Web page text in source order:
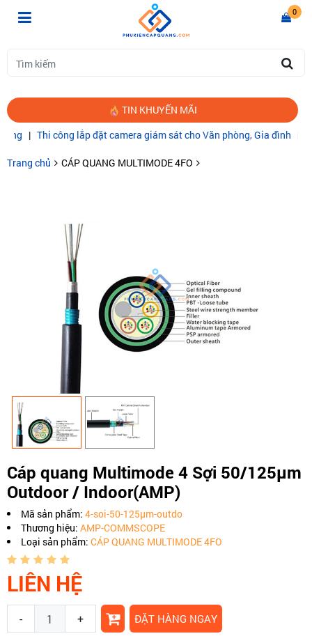
0
TIN KHUYẾN MÃI
|Thi công lắp đặt camera giám sát cho Văn phòng, Gia đình|CÁP
Trang chủ CÁP QUANG MULTIMODE 4FO
Cáp quang Multimode 4 Sợi 50/125µm
Outdoor / Indoor(AMP)
Mã sản phẩm: 4-soi-50-125µm-outdo
Thương hiệu: AMP-COMMSCOPE
Loại sản phẩm: CÁP QUANG MULTIMODE 4FO
LIÊN HỆ
- + ĐẶT HÀNG NGAY